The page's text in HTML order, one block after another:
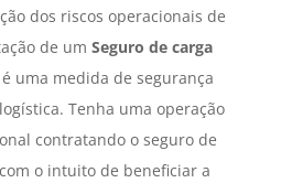
dos riscos operacionais de
de um Seguro de carga
uma medida de segurança
Tenha uma operação
contratando o seguro de
o intuito de beneficiar a